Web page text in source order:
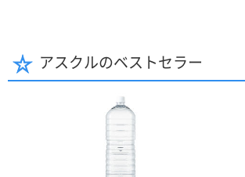
アスクルのベストセラー